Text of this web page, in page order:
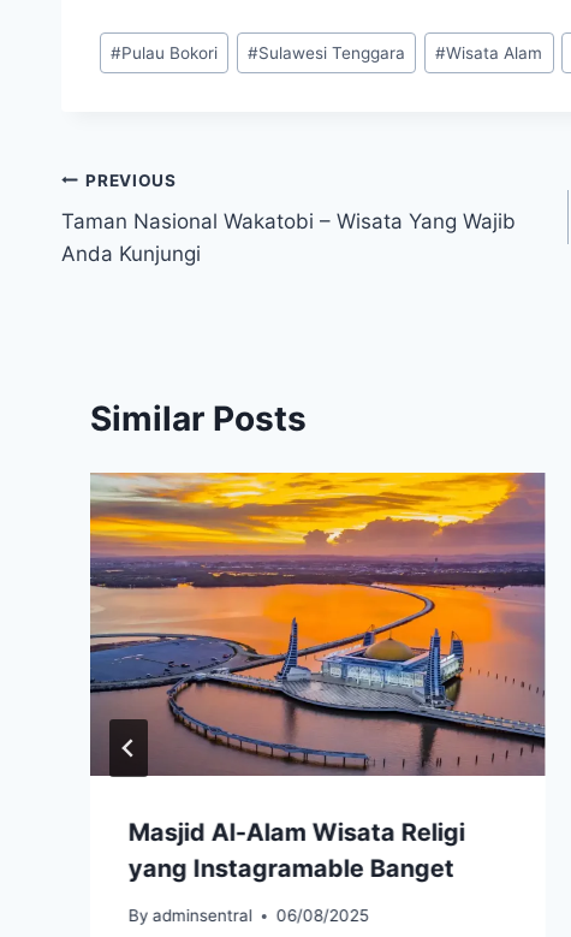
Post
Tags:
#Pulau Bokori #Sulawesi Tenggara #Wisata Alam
Post
navigation
PREVIOUS
Taman Nasional Wakatobi – Wisata Yang Wajib
Anda Kunjungi
Similar Posts
Masjid Al-Alam Wisata Religi
yang Instagramable Banget
By adminsentral 06/08/2025